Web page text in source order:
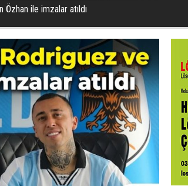
MAĞAZİN BODRUM
ile imzalar atıldı